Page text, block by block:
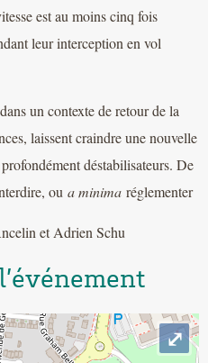
est au moins cinq fois
leur interception en vol
un contexte de retour de la
laissent craindre une nouvelle
déstabilisateurs. De
ou a minima réglementer
et Adrien Schu
⤢